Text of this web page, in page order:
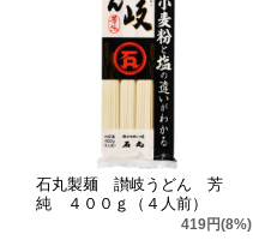
石丸製麺 讃岐うどん 芳
純 ４００ｇ（４人前）
419円(8%)